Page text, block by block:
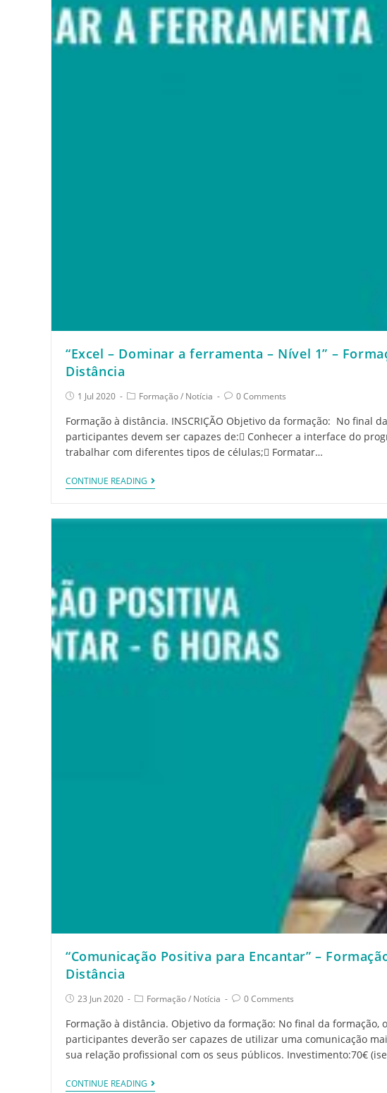
“Excel – Dominar a ferramenta – Nível 1” –
Distância
1 Jul 2020 Formação/ Notícia 0 Comments
Formação à distância. INSCRIÇÃO Objetivo da formação: No final
participantes devem ser capazes de: Conhecer a interface do
trabalhar com diferentes tipos de células; Formatar…
CONTINUE READING
“Comunicação Positiva para Encantar” –
Distância
23 Jun 2020 Formação/ Notícia 0 Comments
Formação à distância. Objetivo da formação: No final da formação,
participantes deverão ser capazes de utilizar uma comunicação
sua relação profissional com os seus públicos. Investimento:70€
CONTINUE READING